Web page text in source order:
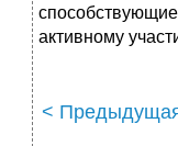
активному
<